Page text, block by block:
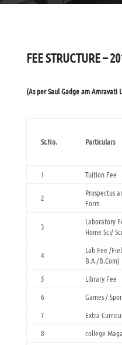
FEE STRUCTURE –
(As per Saul Gadge am
Sr.No. Particulars
1
Tuition Fee
2
Prospectus
Form
3
Laboratory
Home Sci/
4
Lab Fee /
B.A./B.Com)
5 Library Fee
6
Games /
7
Extra
8
college